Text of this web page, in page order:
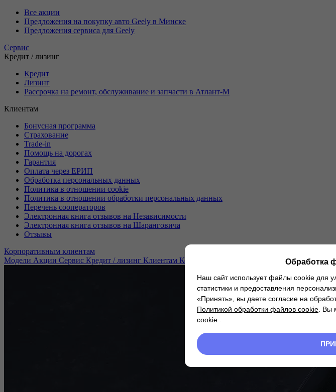
Все акции
Предложения на покупку авто Geely в Минске
Предложения сервиса для Geely
Сервис
Кредит / лизинг
Кредит
Лизинг
Рассрочка на ремонт, обслуживание и запчасти в Атлант-М
Клиентам
Бонусная программа
Страхование
Trade-in
Помощь на дорогах
Гарантия
Оплата через ЕРИП
Обработка персональных данных
Политика в отношении cookie
Политика в отношении обработки персональных данных
Перечень сооператоров
Электронная книга отзывов на Независимости
Электронная книга отзывов на Шаранговича
Отзывы
Корпоративным клиентам
Модели Акции Сервис Кредит / лизинг Клиентам Корпоративным клиентам О дилерских
Обработка
Наш сайт использует файлы cookie для
статистики и предоставления
«Принять», вы даете согласие на
Политикой обработки файлов cookie . Вы
cookie